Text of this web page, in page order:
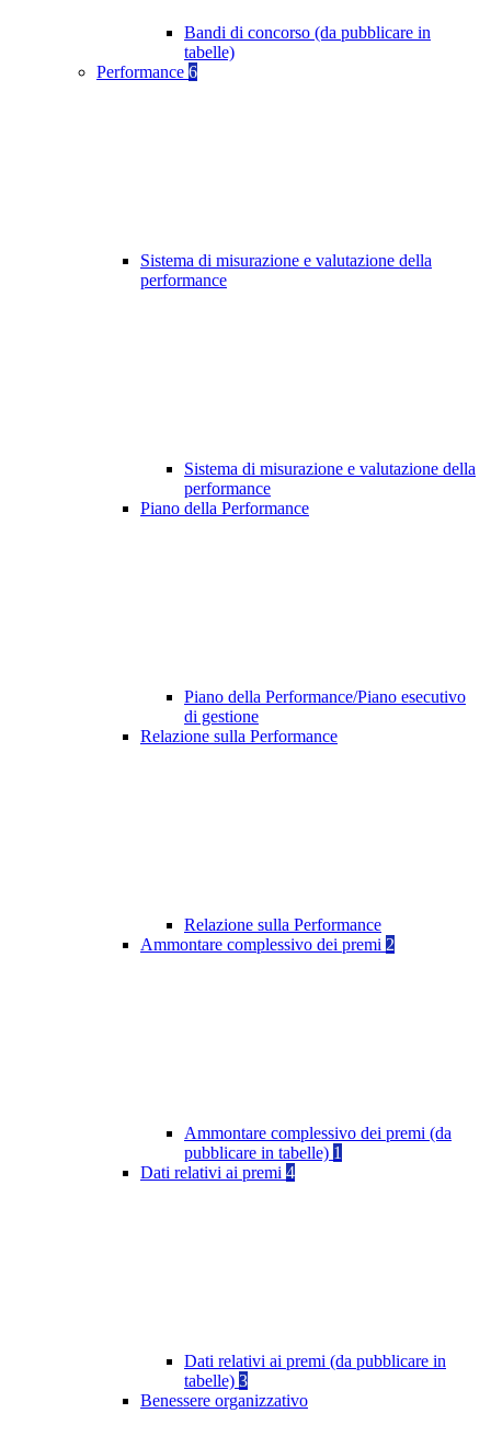
Bandi di concorso (da pubblicare in
tabelle)
Performance 6
Sistema di misurazione e valutazione della
performance
Sistema di misurazione e valutazione della
performance
Piano della Performance
Piano della Performance/Piano esecutivo
di gestione
Relazione sulla Performance
Relazione sulla Performance
Ammontare complessivo dei premi 2
Ammontare complessivo dei premi (da
pubblicare in tabelle) 1
Dati relativi ai premi 4
Dati relativi ai premi (da pubblicare in
tabelle) 3
Benessere organizzativo